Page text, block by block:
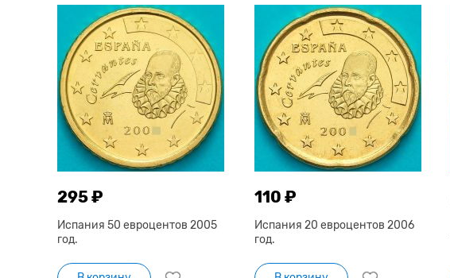
295 ₽
Испания 50 евроцентов 2005
год.
110 ₽
Испания 20 евроцентов 2006
год.